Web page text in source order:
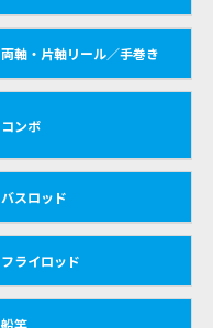
両軸・片軸リール／手巻き
コンボ
バスロッド
フライロッド
船竿